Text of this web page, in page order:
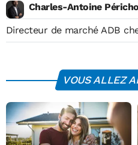
Charles-Antoine
Directeur de marché ADB
VOUS ALLEZ